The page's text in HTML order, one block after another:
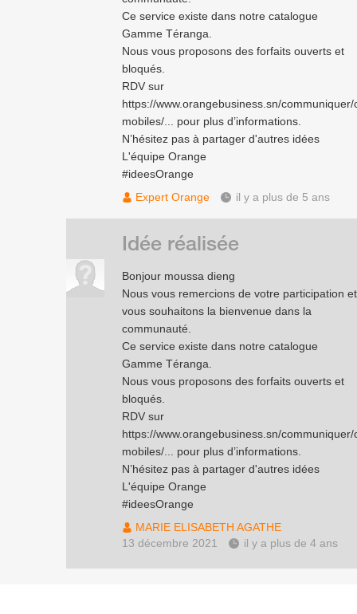
Ce service existe dans notre catalogue
Gamme Téranga.
Nous vous proposons des forfaits ouverts et
bloqués.
RDV sur
https://www.orangebusiness.sn/communiquer/
mobiles/...
pour plus d’informations.
N’hésitez pas à partager d'autres idées
L'équipe Orange
#ideesOrange
Expert Orange
il y a plus de 5 ans
Bonjour moussa dieng
Nous vous remercions de votre participation et
vous souhaitons la bienvenue dans la
communauté.
Ce service existe dans notre catalogue
Gamme Téranga.
Nous vous proposons des forfaits ouverts et
bloqués.
RDV sur
https://www.orangebusiness.sn/communiquer/
mobiles/ ... pour plus d’informations.
N’hésitez pas à partager d'autres idées
L'équipe Orange
#ideesOrange
MARIE ELISABETH AGATHE
13 décembre 2021
il y a plus de 4 ans
Idée réalisée